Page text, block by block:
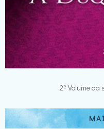
2º Volume da